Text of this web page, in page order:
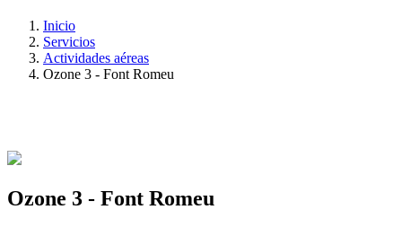
Inicio
Servicios
Actividades aéreas
Ozone 3 - Font Romeu
Ozone 3 - Font Romeu